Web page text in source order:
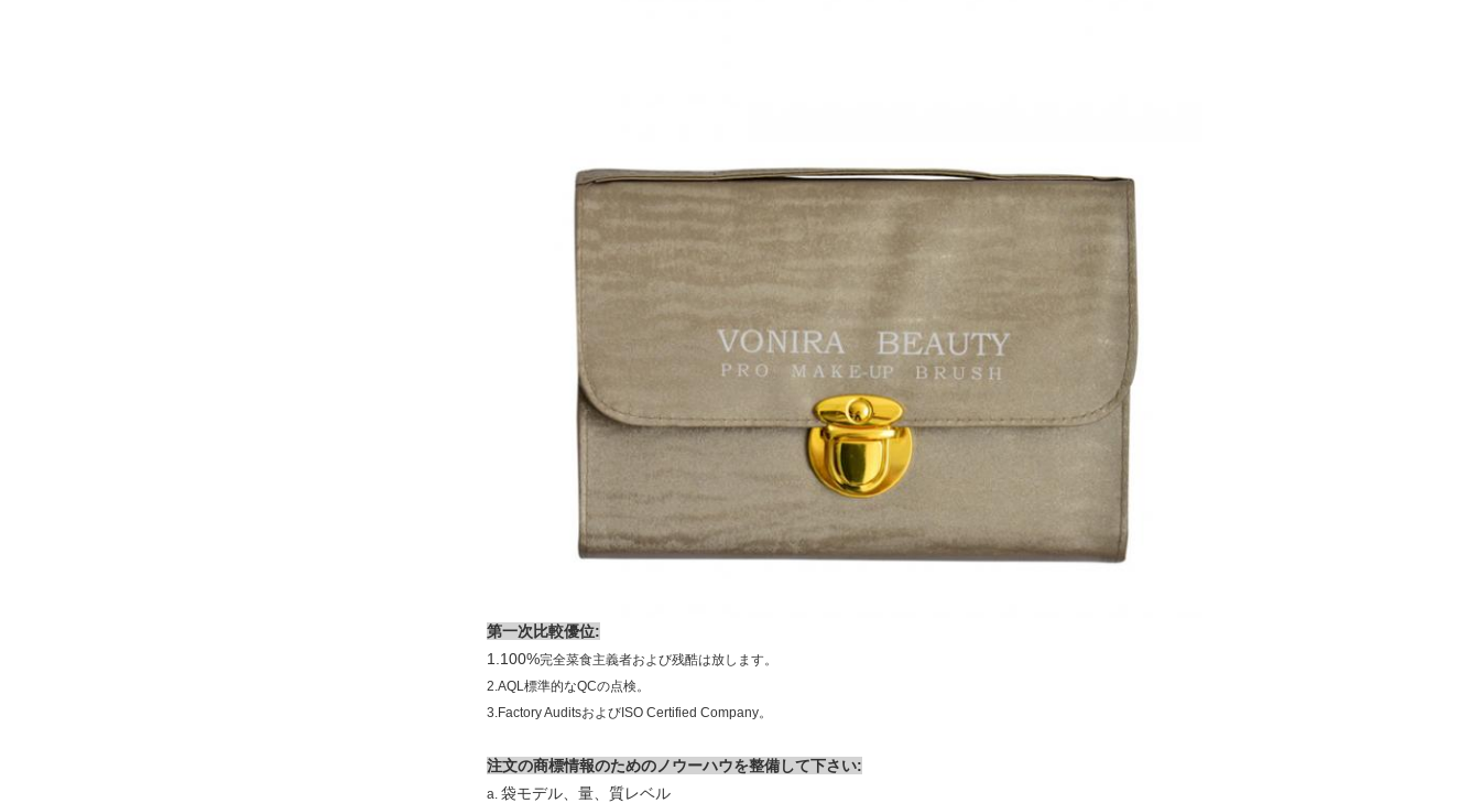
第一次比較優位:
1.100%完全菜食主義者および残酷は放します。
2.AQL標準的なQCの点検。
3.Factory AuditsおよびISO Certified Company。
注文の商標情報のためのノウーハウを整備して下さい:
a. 袋モデル、量、質レベル